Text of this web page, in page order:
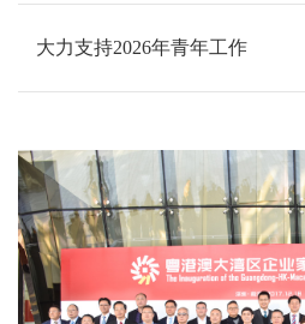
大力支持2026年青年工作